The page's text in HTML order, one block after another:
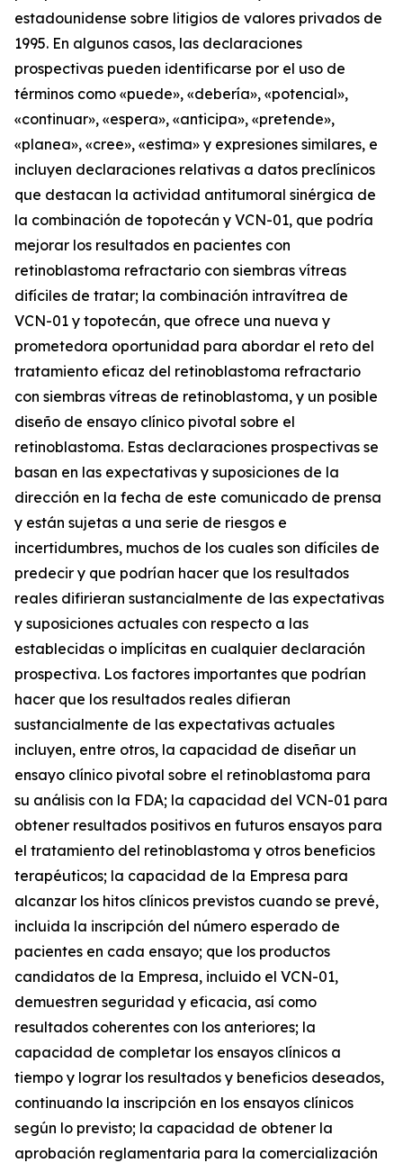
estadounidense sobre litigios de valores privados de
1995. En algunos casos, las declaraciones
prospectivas pueden identificarse por el uso de
términos como «puede», «debería», «potencial»,
«continuar», «espera», «anticipa», «pretende»,
«planea», «cree», «estima» y expresiones similares, e
incluyen declaraciones relativas a datos preclínicos
que destacan la actividad antitumoral sinérgica de
la combinación de topotecán y VCN-01, que podría
mejorar los resultados en pacientes con
retinoblastoma refractario con siembras vítreas
difíciles de tratar; la combinación intravítrea de
VCN-01 y topotecán, que ofrece una nueva y
prometedora oportunidad para abordar el reto del
tratamiento eficaz del retinoblastoma refractario
con siembras vítreas de retinoblastoma, y un posible
diseño de ensayo clínico pivotal sobre el
retinoblastoma. Estas declaraciones prospectivas se
basan en las expectativas y suposiciones de la
dirección en la fecha de este comunicado de prensa
y están sujetas a una serie de riesgos e
incertidumbres, muchos de los cuales son difíciles de
predecir y que podrían hacer que los resultados
reales difirieran sustancialmente de las expectativas
y suposiciones actuales con respecto a las
establecidas o implícitas en cualquier declaración
prospectiva. Los factores importantes que podrían
hacer que los resultados reales difieran
sustancialmente de las expectativas actuales
incluyen, entre otros, la capacidad de diseñar un
ensayo clínico pivotal sobre el retinoblastoma para
su análisis con la FDA; la capacidad del VCN-01 para
obtener resultados positivos en futuros ensayos para
el tratamiento del retinoblastoma y otros beneficios
terapéuticos; la capacidad de la Empresa para
alcanzar los hitos clínicos previstos cuando se prevé,
incluida la inscripción del número esperado de
pacientes en cada ensayo; que los productos
candidatos de la Empresa, incluido el VCN-01,
demuestren seguridad y eficacia, así como
resultados coherentes con los anteriores; la
capacidad de completar los ensayos clínicos a
tiempo y lograr los resultados y beneficios deseados,
continuando la inscripción en los ensayos clínicos
según lo previsto; la capacidad de obtener la
aprobación reglamentaria para la comercialización